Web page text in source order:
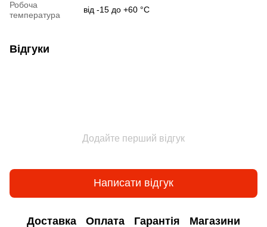
Робоча
температура
від -15 до +60 °C
Відгуки
Додайте перший відгук
Написати відгук
Доставка Оплата Гарантія Магазини